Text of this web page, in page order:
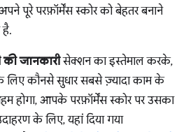
पूरे परफ़ॉर्मेंस स्कोर को बेहतर बनाने
है.
की जानकारीसेक्शन का इस्तेमाल करके,
कौनसे सुधार सबसे ज़्यादा काम के
होगा, आपके परफ़ॉर्मेंस स्कोर पर उसका
के लिए, यहां दिया गया